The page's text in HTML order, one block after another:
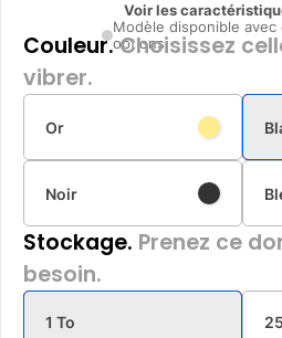
Voir les
Modèle disponible avec
options
Couleur.Choisissez
vibrer.
Or
Noir
Stockage. Prenez ce
besoin.
1 To